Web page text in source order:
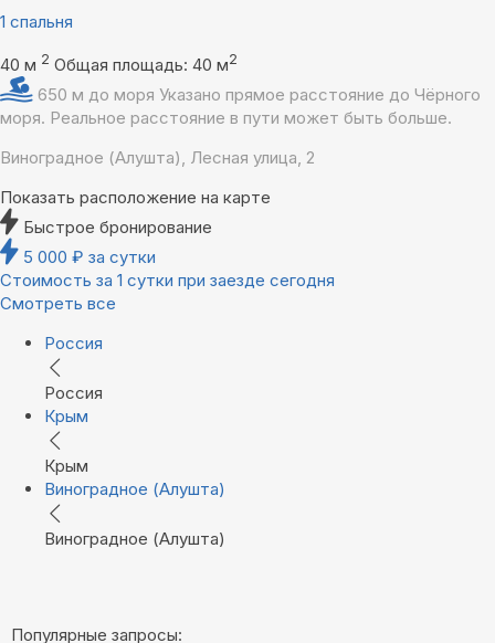
1 спальня
40 м 2 Общая площадь: 40 м2
650 м до моря Указано прямое расстояние до Чёрного
моря. Реальное расстояние в пути может быть больше.
Виноградное (Алушта), Лесная улица, 2
Показать расположение на карте
Быстрое бронирование
5 000 ₽ за сутки
Стоимость за 1 сутки при заезде сегодня
Смотреть все
Россия
Россия
Крым
Крым
Виноградное (Алушта)
Виноградное (Алушта)
Популярные запросы: